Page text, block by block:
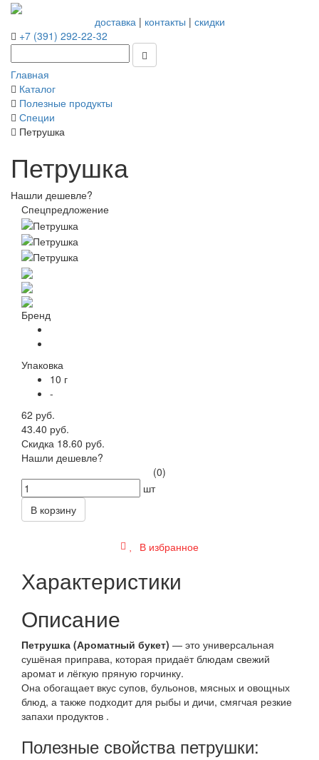
доставка| контакты | скидки
+7 (391) 292-22-32
Главная
Каталог
Полезные продукты
Специи
Петрушка
Петрушка
Нашли дешевле?
Спецпредложение
Бренд
Упаковка
10 г
-
62 руб.
43.40 руб.
Скидка 18.60 руб.
Нашли дешевле?
(0)
шт
В корзину
В избранное
Характеристики
Описание
​Петрушка (Ароматный букет) — это универсальная
сушёная приправа, которая придаёт блюдам свежий
аромат и лёгкую пряную горчинку.
Она обогащает вкус супов, бульонов, мясных и овощных
блюд, а также подходит для рыбы и дичи, смягчая резкие
запахи продуктов .
Полезные свойства петрушки: